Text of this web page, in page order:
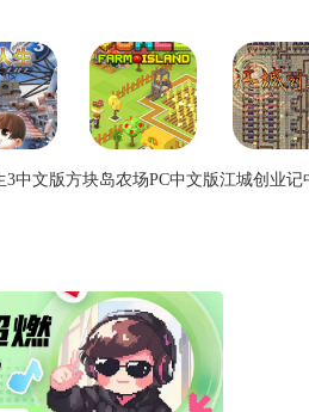
3中文版方块岛农场PC中文版江城创业记